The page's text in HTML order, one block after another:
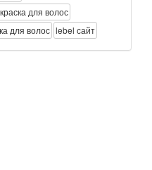
для волос
для волос lebel сайт